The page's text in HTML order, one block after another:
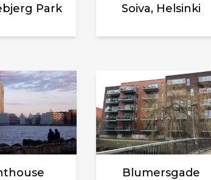
Park Soiva, Helsinki
Blumersgade